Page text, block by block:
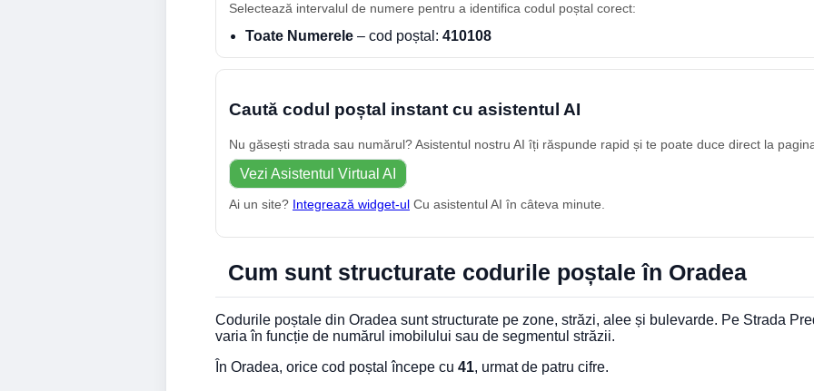
Selectează intervalul de numere pentru a identifica codul poștal corect:
Toate Numerele – cod poștal: 410108
Caută codul poștal instant cu asistentul AI
Nu găsești strada sau numărul? Asistentul nostru AI îți răspunde rapid și te poate duce direct la
Vezi Asistentul Virtual AI
Ai un site? Integrează widget-ul Cu asistentul AI în câteva minute.
Cum sunt structurate codurile poștale în Oradea
Codurile poștale din Oradea sunt structurate pe zone, străzi, alee și bulevarde. Pe Strada
varia în funcție de numărul imobilului sau de segmentul străzii.
În Oradea, orice cod poștal începe cu 41, urmat de patru cifre.